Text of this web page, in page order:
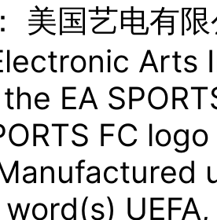
美国艺电有
Arts
EA
FC